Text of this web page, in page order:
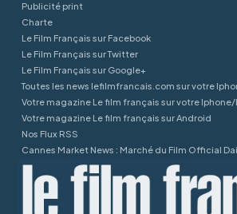
Publicité print
Charte
Le Film Français sur Facebook
Le Film Français sur Twitter
Le Film Français sur Google+
Toutes les news lefilmfrancais.com sur votre
Votre magazine Le film français sur votre
Votre magazine Le film français sur Android
Nos Flux RSS
Cannes Market News : Marché du Film Official